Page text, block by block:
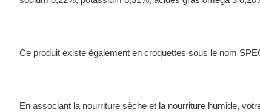
Ce produit existe également en croquettes sous le nom
En associant la nourriture sèche et la nourriture humide,